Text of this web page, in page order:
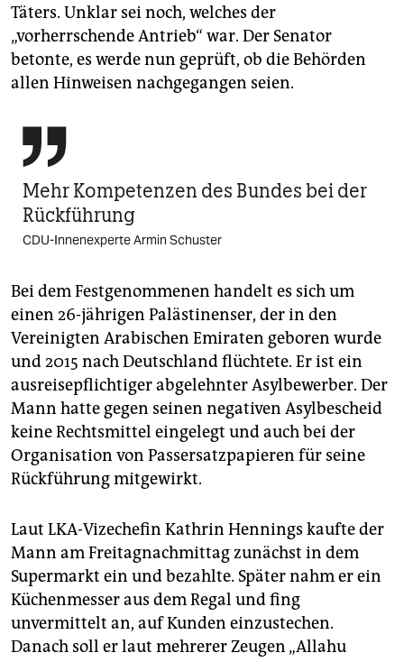
Täters. Unklar sei noch, welches der
„vorherrschende Antrieb“ war. Der Senator
betonte, es werde nun geprüft, ob die Behörden
allen Hinweisen nachgegangen seien.

Mehr Kompetenzen des Bundes bei der
Rückführung
CDU-Innenexperte Armin Schuster
Bei dem Festgenommenen handelt es sich um
einen 26-jährigen Palästinenser, der in den
Vereinigten Arabischen Emiraten geboren wurde
und 2015 nach Deutschland flüchtete. Er ist ein
ausreisepflichtiger abgelehnter Asylbewerber. Der
Mann hatte gegen seinen negativen Asylbescheid
keine Rechtsmittel eingelegt und auch bei der
Organisation von Passersatzpapieren für seine
Rückführung mitgewirkt.
Laut LKA-Vizechefin Kathrin Hennings kaufte der
Mann am Freitagnachmittag zunächst in dem
Supermarkt ein und bezahlte. Später nahm er ein
Küchenmesser aus dem Regal und fing
unvermittelt an, auf Kunden einzustechen.
Danach soll er laut mehrerer Zeugen „Allahu